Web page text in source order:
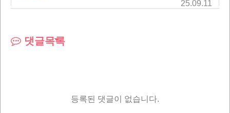
25.09.11
댓글목록
등록된 댓글이 없습니다.